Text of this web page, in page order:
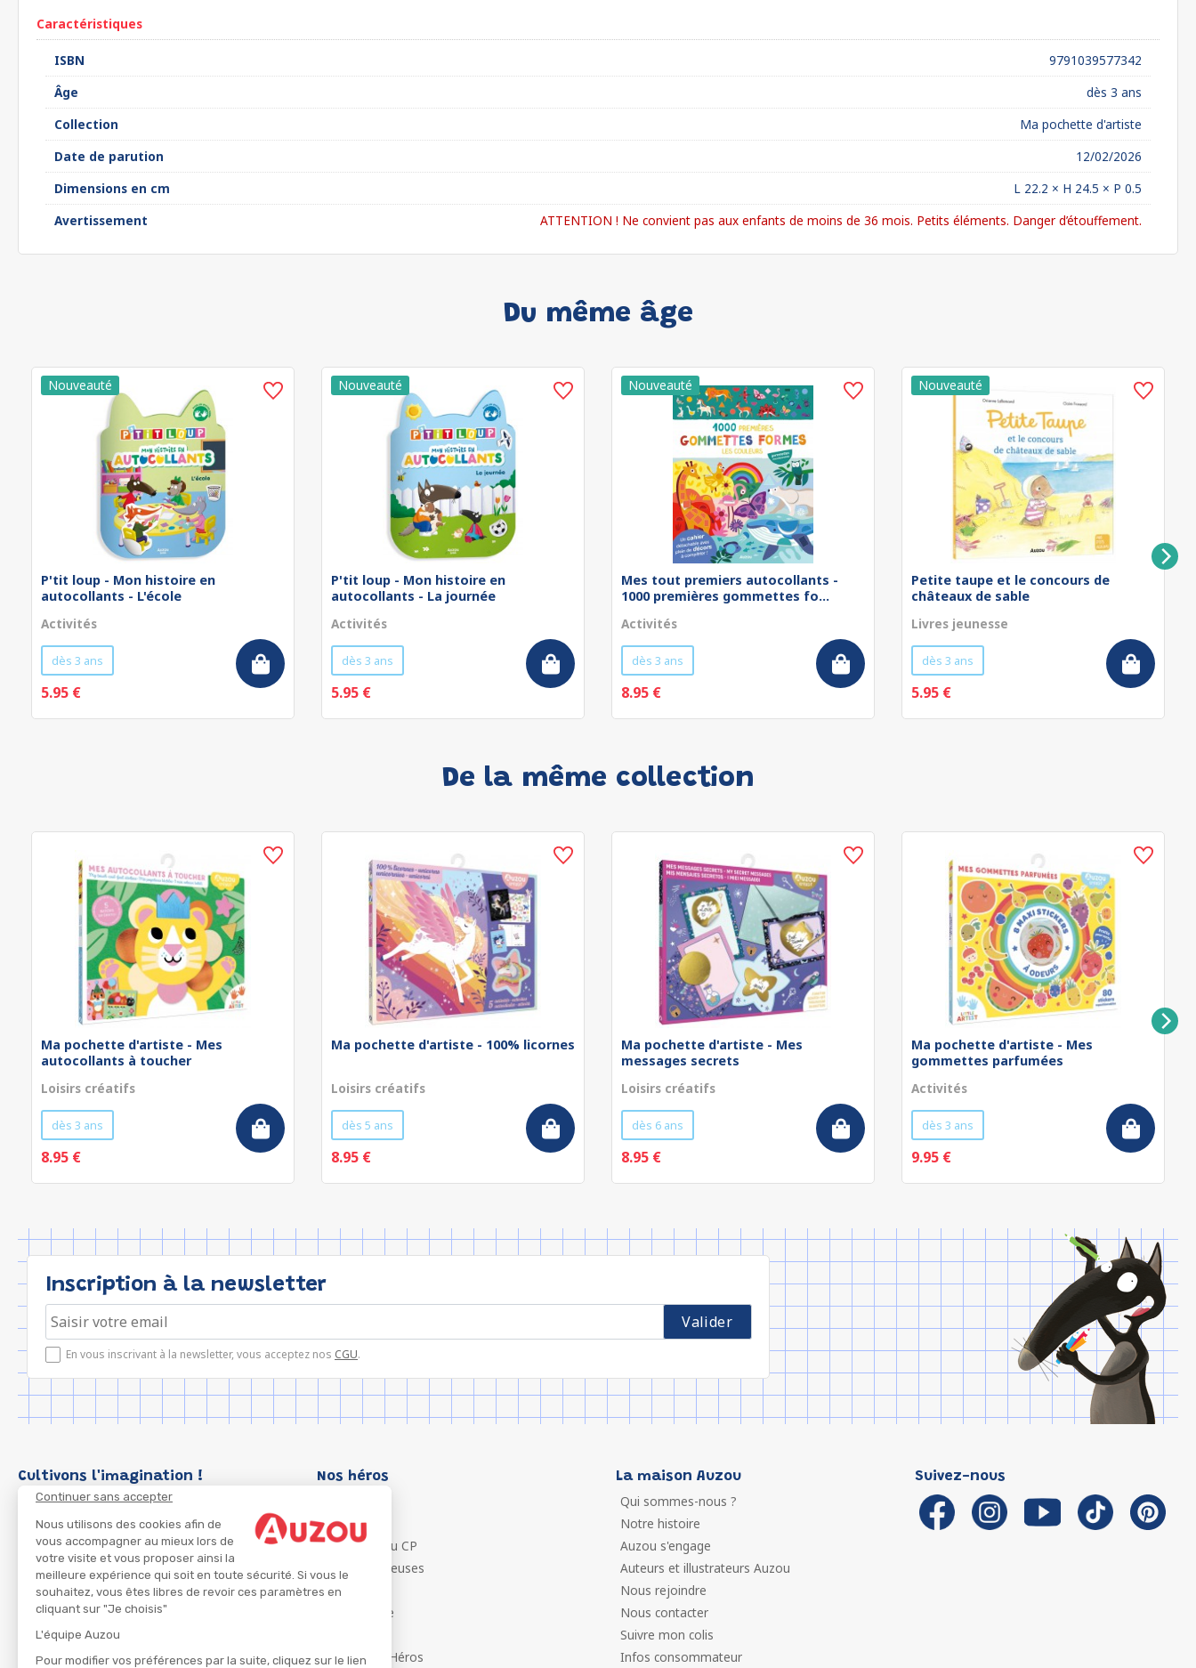
Continuer sans accepter
Nous utilisons des cookies afin de
vous accompagner au mieux lors de
votre visite et vous proposer ainsi la
meilleure expérience qui soit en toute sécurité. Si vous le
souhaitez, vous êtes libres de revoir ces paramètres en
cliquant sur "Je choisis"
L'équipe Auzou
Pour modifier vos préférences par la suite, cliquez sur le lien
Caractéristiques
ISBN
9791039577342
Âge
dès 3 ans
Collection
Ma pochette d'artiste
Date de parution
12/02/2026
Dimensions en cm
L 22.2 × H 24.5 × P 0.5
Avertissement
ATTENTION ! Ne convient pas aux enfants de moins de 36 mois. Petits éléments. Danger d’étouffement.
Du même âge
P'tit loup - Mon histoire en
autocollants - L'école
Activités
dès 3 ans
5.95 €
P'tit loup - Mon histoire en
autocollants - La journée
Activités
dès 3 ans
5.95 €
Mes tout premiers autocollants -
1000 premières gommettes fo...
Activités
dès 3 ans
8.95 €
Petite taupe et le concours de
châteaux de sable
Livres jeunesse
dès 3 ans
5.95 €
De la même collection
Ma pochette d'artiste - Mes
autocollants à toucher
Loisirs créatifs
dès 3 ans
8.95 €
Ma pochette d'artiste - 100% licornes
Loisirs créatifs
dès 5 ans
8.95 €
Ma pochette d'artiste - Mes
messages secrets
Loisirs créatifs
dès 6 ans
8.95 €
Ma pochette d'artiste - Mes
gommettes parfumées
Activités
dès 3 ans
9.95 €
Inscription à la newsletter
En vous inscrivant à la newsletter, vous acceptez nos CGU.
Cultivons l'imagination ! Nos héros
P'tit Loup
Les Héros du CP
Les Influenceuses
Migali
Petite Taupe
Ma Boîte à Héros
La maison Auzou
Qui sommes-nous ?
Notre histoire
Auzou s'engage
Auteurs et illustrateurs Auzou
Nous rejoindre
Nous contacter
Suivre mon colis
Infos consommateur
Suivez-nous